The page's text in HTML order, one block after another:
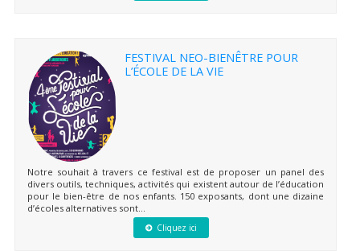
FESTIVAL NEO-BIENÊTRE POUR
L’ÉCOLE DE LA VIE
Notre souhait à travers ce festival est de proposer un panel des
divers outils, techniques, activités qui existent autour de l’éducation
pour le bien-être de nos enfants. 150 exposants, dont une dizaine
d’écoles alternatives sont...
Cliquez ici